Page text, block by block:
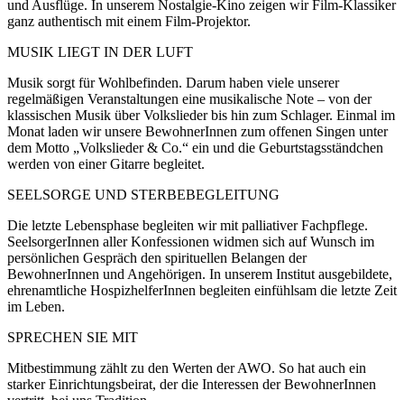
und Ausflüge. In unserem Nostalgie-Kino zeigen wir Film-Klassiker
ganz authentisch mit einem Film-Projektor.
MUSIK LIEGT IN DER LUFT
Musik sorgt für Wohlbefinden. Darum haben viele unserer
regelmäßigen Veranstaltungen eine musikalische Note – von der
klassischen Musik über Volkslieder bis hin zum Schlager. Einmal im
Monat laden wir unsere BewohnerInnen zum offenen Singen unter
dem Motto „Volkslieder & Co.“ ein und die Geburtstagsständchen
werden von einer Gitarre begleitet.
SEELSORGE UND STERBEBEGLEITUNG
Die letzte Lebensphase begleiten wir mit palliativer Fachpflege.
SeelsorgerInnen aller Konfessionen widmen sich auf Wunsch im
persönlichen Gespräch den spirituellen Belangen der
BewohnerInnen und Angehörigen. In unserem Institut ausgebildete,
ehrenamtliche HospizhelferInnen begleiten einfühlsam die letzte Zeit
im Leben.
SPRECHEN SIE MIT
Mitbestimmung zählt zu den Werten der AWO. So hat auch ein
starker Einrichtungsbeirat, der die Interessen der BewohnerInnen